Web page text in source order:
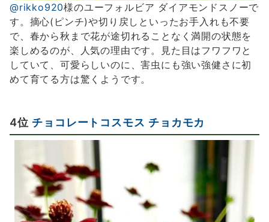
@rikko920様のユーフォルビア ダイアモンドスノーで
す。摘心(ピンチ)や切り戻しといったお手入れも不要
で、春から秋まで花が途切れることなく満開の状態を
楽しめるのが、人気の理由です。見た目はフワフワと
していて、可愛らしいのに、害虫にも強い強健さに初
めて育てる方は驚くようです。
4位 チョコレートコスモス チョカモカ